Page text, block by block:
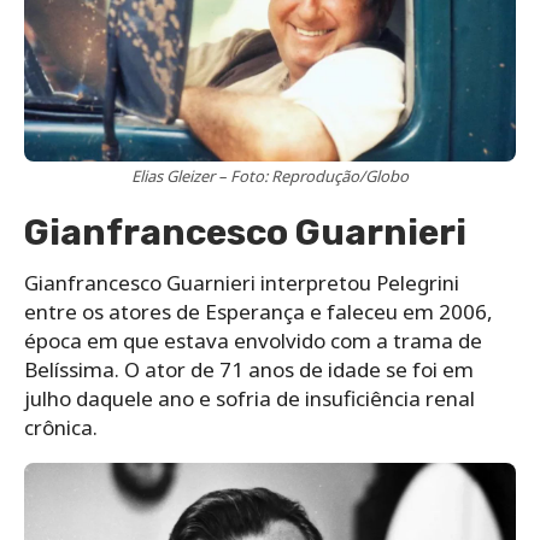
Elias Gleizer – Foto: Reprodução/Globo
Gianfrancesco Guarnieri
Gianfrancesco Guarnieri interpretou Pelegrini
entre os atores de Esperança e faleceu em 2006,
época em que estava envolvido com a trama de
Belíssima. O ator de 71 anos de idade se foi em
julho daquele ano e sofria de insuficiência renal
crônica.